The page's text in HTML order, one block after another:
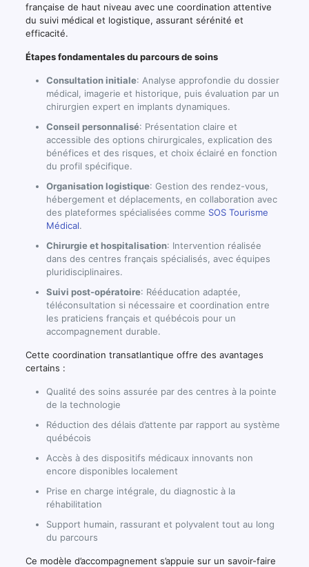
française de haut niveau avec une coordination attentive
du suivi médical et logistique, assurant sérénité et
efficacité.
Étapes fondamentales du parcours de soins
Consultation initiale: Analyse approfondie du dossier
médical, imagerie et historique, puis évaluation par un
chirurgien expert en implants dynamiques.
Conseil personnalisé: Présentation claire et
accessible des options chirurgicales, explication des
bénéfices et des risques, et choix éclairé en fonction
du profil spécifique.
Organisation logistique: Gestion des rendez-vous,
hébergement et déplacements, en collaboration avec
des plateformes spécialisées comme SOS Tourisme
Médical.
Chirurgie et hospitalisation: Intervention réalisée
dans des centres français spécialisés, avec équipes
pluridisciplinaires.
Suivi post-opératoire: Rééducation adaptée,
téléconsultation si nécessaire et coordination entre
les praticiens français et québécois pour un
accompagnement durable.
Cette coordination transatlantique offre des avantages
certains :
Qualité des soins assurée par des centres à la pointe
de la technologie
Réduction des délais d’attente par rapport au système
québécois
Accès à des dispositifs médicaux innovants non
encore disponibles localement
Prise en charge intégrale, du diagnostic à la
réhabilitation
Support humain, rassurant et polyvalent tout au long
du parcours
Ce modèle d’accompagnement s’appuie sur un savoir-faire